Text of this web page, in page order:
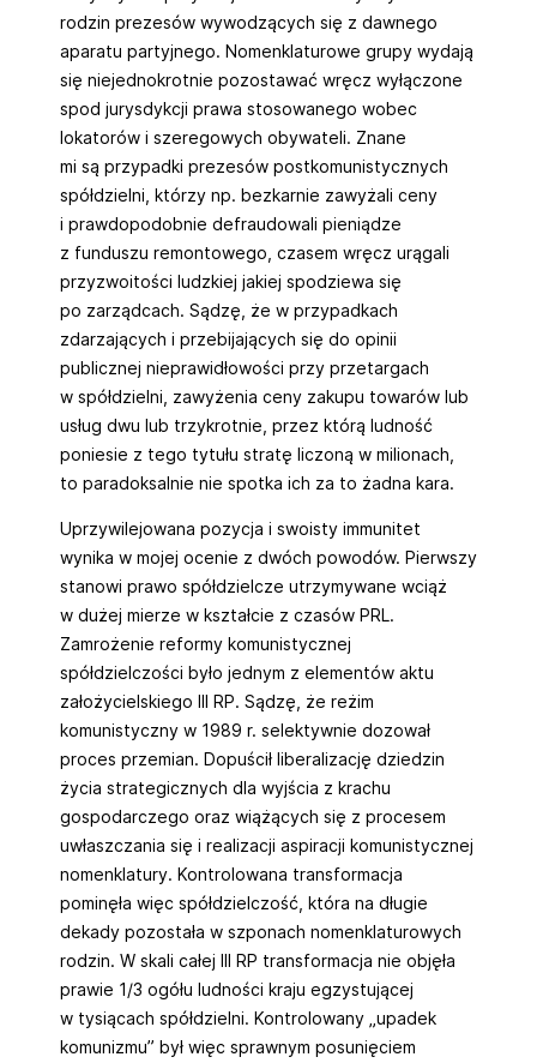
rodzin prezesów wywodzących się z dawnego
aparatu partyjnego. Nomenklaturowe grupy wydają
się niejednokrotnie pozostawać wręcz wyłączone
spod jurysdykcji prawa stosowanego wobec
lokatorów i szeregowych obywateli. Znane
mi są przypadki prezesów postkomunistycznych
spółdzielni, którzy np. bezkarnie zawyżali ceny
i prawdopodobnie defraudowali pieniądze
z funduszu remontowego, czasem wręcz urągali
przyzwoitości ludzkiej jakiej spodziewa się
po zarządcach. Sądzę, że w przypadkach
zdarzających i przebijających się do opinii
publicznej nieprawidłowości przy przetargach
w spółdzielni, zawyżenia ceny zakupu towarów lub
usług dwu lub trzykrotnie, przez którą ludność
poniesie z tego tytułu stratę liczoną w milionach,
to paradoksalnie nie spotka ich za to żadna kara.
Uprzywilejowana pozycja i swoisty immunitet
wynika w mojej ocenie z dwóch powodów. Pierwszy
stanowi prawo spółdzielcze utrzymywane wciąż
w dużej mierze w kształcie z czasów PRL.
Zamrożenie reformy komunistycznej
spółdzielczości było jednym z elementów aktu
założycielskiego III RP. Sądzę, że reżim
komunistyczny w 1989 r. selektywnie dozował
proces przemian. Dopuścił liberalizację dziedzin
życia strategicznych dla wyjścia z krachu
gospodarczego oraz wiążących się z procesem
uwłaszczania się i realizacji aspiracji komunistycznej
nomenklatury. Kontrolowana transformacja
pominęła więc spółdzielczość, która na długie
dekady pozostała w szponach nomenklaturowych
rodzin. W skali całej III RP transformacja nie objęła
prawie 1/3 ogółu ludności kraju egzystującej
w tysiącach spółdzielni. Kontrolowany „upadek
komunizmu” był więc sprawnym posunięciem